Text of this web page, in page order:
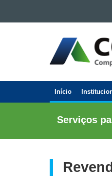
Ir para a navegação
DE
HABITAÇÃO
PARANÁ
Principal
Início
Serviços